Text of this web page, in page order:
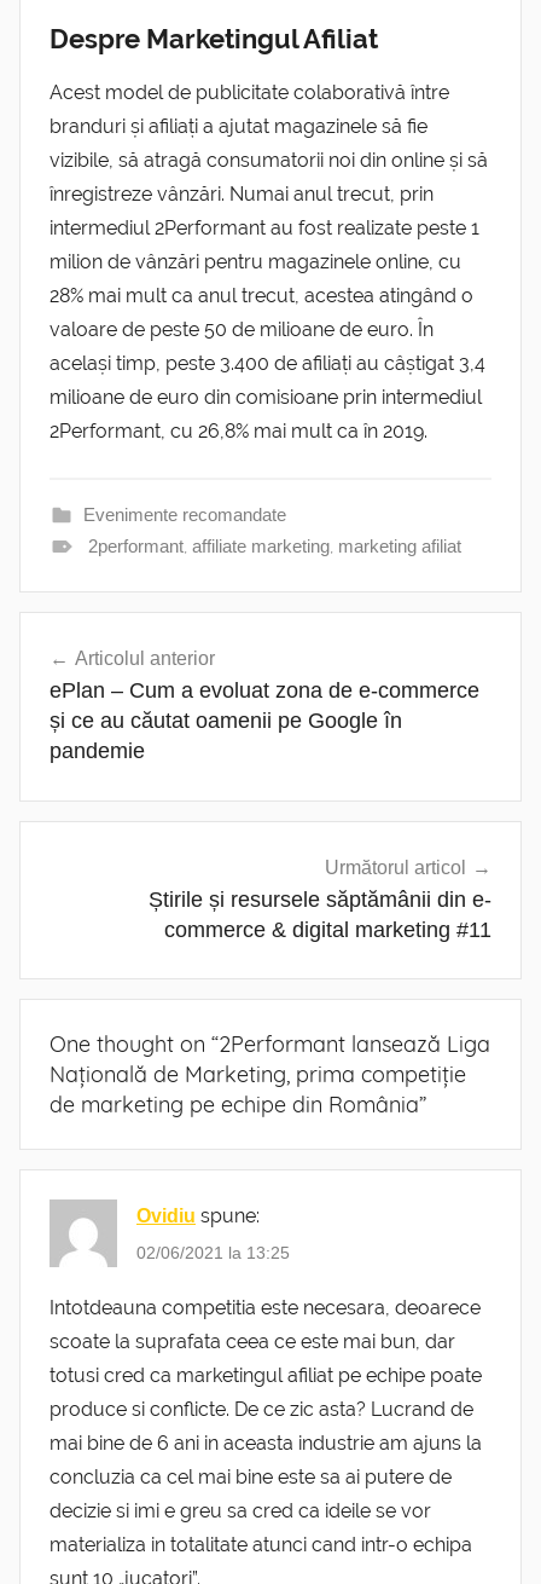
Despre Marketingul Afiliat
Acest model de publicitate colaborativă între
branduri și afiliați a ajutat magazinele să fie
vizibile, să atragă consumatorii noi din online și să
înregistreze vânzări. Numai anul trecut, prin
intermediul 2Performant au fost realizate peste 1
milion de vânzări pentru magazinele online, cu
28% mai mult ca anul trecut, acestea atingând o
valoare de peste 50 de milioane de euro. În
același timp, peste 3.400 de afiliați au câștigat 3,4
milioane de euro din comisioane prin intermediul
2Performant, cu 26,8% mai mult ca în 2019.
Evenimente recomandate
2performant, affiliate marketing, marketing afiliat
articole
Articolul anterior
ePlan – Cum a evoluat zona de e-commerce
și ce au căutat oamenii pe Google în
pandemie
Următorul articol
Știrile și resursele săptămânii din e-
commerce & digital marketing #11
One thought on “2Performant lansează Liga
Națională de Marketing, prima competiție
de marketing pe echipe din România”
Ovidiu spune:
02/06/2021 la 13:25
Intotdeauna competitia este necesara, deoarece
scoate la suprafata ceea ce este mai bun, dar
totusi cred ca marketingul afiliat pe echipe poate
produce si conflicte. De ce zic asta? Lucrand de
mai bine de 6 ani in aceasta industrie am ajuns la
concluzia ca cel mai bine este sa ai putere de
decizie si imi e greu sa cred ca ideile se vor
materializa in totalitate atunci cand intr-o echipa
sunt 10 „jucatori”.